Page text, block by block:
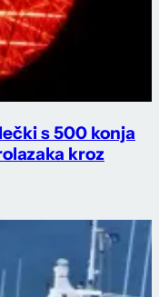
s 500 konja
kroz